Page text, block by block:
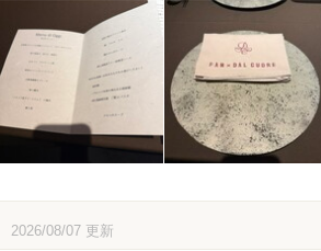
2026/08/07 更新